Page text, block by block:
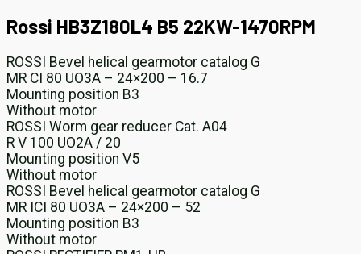
Rossi HB3Z180L4 B5 22KW-1470RPM
ROSSI Bevel helical gearmotor catalog G
MR CI 80 UO3A – 24×200 – 16.7
Mounting position B3
Without motor
ROSSI Worm gear reducer Cat. A04
R V 100 UO2A / 20
Mounting position V5
Without motor
ROSSI Bevel helical gearmotor catalog G
MR ICI 80 UO3A – 24×200 – 52
Mounting position B3
Without motor